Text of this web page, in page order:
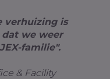
verhuizing is
we weer
familie".
& Facility